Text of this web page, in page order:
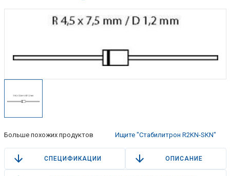
Больше похожих продуктов Ищите "Стабилитрон R2KN-SKN"
СПЕЦИФИКАЦИИ ОПИСАНИЕ